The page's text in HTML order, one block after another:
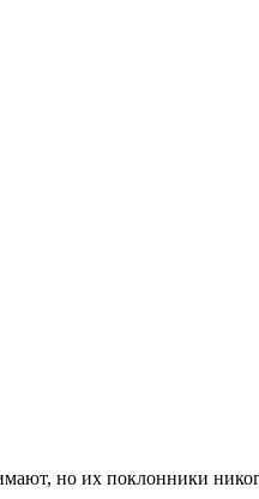
но их поклонники